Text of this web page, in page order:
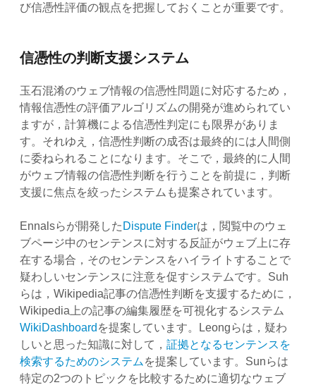
び信憑性評価の観点を把握しておくことが重要です。
信憑性の判断支援システム
玉石混淆のウェブ情報の信憑性問題に対応するため，
情報信憑性の評価アルゴリズムの開発が進められてい
ますが，計算機による信憑性判定にも限界がありま
す。それゆえ，信憑性判断の成否は最終的には人間側
に委ねられることになります。そこで，最終的に人間
がウェブ情報の信憑性判断を行うことを前提に，判断
支援に焦点を絞ったシステムも提案されています。
Ennalsらが開発した Dispute Finderは，閲覧中のウェ
ブページ中のセンテンスに対する反証がウェブ上に存
在する場合，そのセンテンスをハイライトすることで
疑わしいセンテンスに注意を促すシステムです。Suh
らは，Wikipedia記事の信憑性判断を支援するために，
Wikipedia上の記事の編集履歴を可視化するシステム
WikiDashboard を提案しています。Leongらは，疑わ
しいと思った知識に対して，証拠となるセンテンスを
検索するためのシステム を提案しています。Sunらは
特定の2つのトピックを比較するために適切なウェブ